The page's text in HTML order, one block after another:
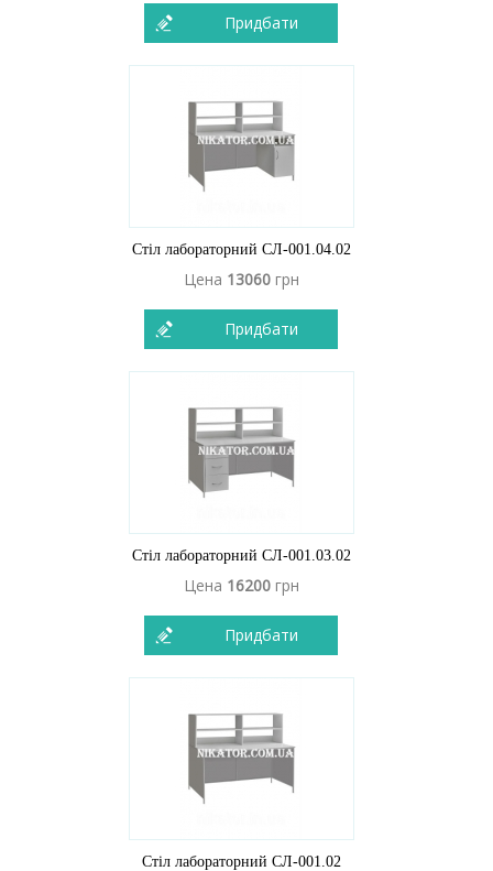
Придбати
Стіл лабораторний СЛ-001.04.02
Цена 13060грн
Придбати
Стіл лабораторний СЛ-001.03.02
Цена 16200грн
Придбати
Стіл лабораторний СЛ-001.02